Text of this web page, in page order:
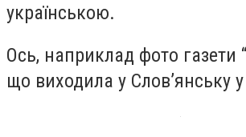
українською.
Ось, наприклад фото газети
що виходила у Слов’янську